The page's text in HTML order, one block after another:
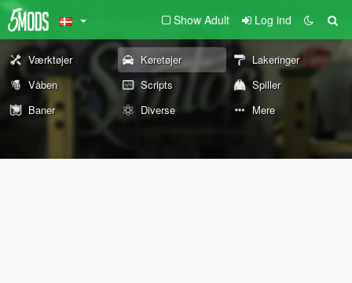
Show Adult Log ind
Værktøjer Køretøjer
Lakeringer
Våben
Scripts
Spiller
Baner
Diverse Mere